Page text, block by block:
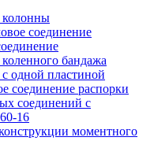
соединение
бандажа
одной пластиной
соединение распорки
соединений с
16
моментного